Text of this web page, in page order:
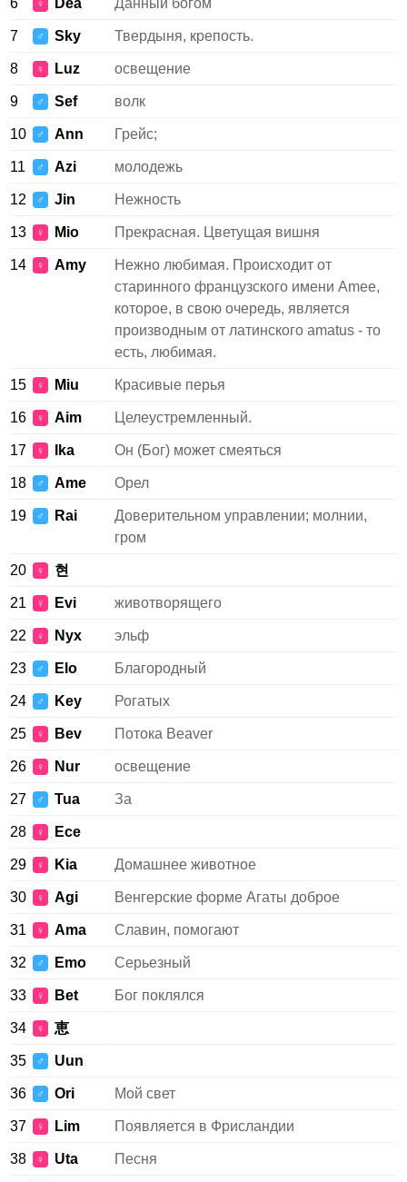
6 ♀ Dea Данный богом
7 ♂ Sky Твердыня, крепость.
8 ♀ Luz освещение
9 ♂ Sef волк
10 ♂ Ann Грейс;
11 ♂ Azi молодежь
12 ♂ Jin Нежность
13 ♀ Mio Прекрасная. Цветущая вишня
14 ♀ Amy
Нежно любимая. Происходит от
старинного французского имени Amee,
которое, в свою очередь, является
производным от латинского amatus - то
есть, любимая.
15 ♀ Miu Красивые перья
16 ♀ Aim Целеустремленный.
17 ♀ Ika Он (Бог) может смеяться
18 ♂ Ame Орел
19 ♂ Rai
Доверительном управлении; молнии,
гром
20 ♀ 현
21 ♀ Evi животворящего
22 ♀ Nyx эльф
23 ♂ Elo Благородный
24 ♂ Key Рогатых
25 ♀ Bev Потока Beaver
26 ♀ Nur освещение
27 ♂ Tua За
28 ♀ Ece
29 ♀ Kia Домашнее животное
30 ♀ Agi Венгерские форме Агаты доброе
31 ♀ Ama Славин, помогают
32 ♂ Emo Серьезный
33 ♀ Bet Бог поклялся
34 ♀ 恵
35 ♂ Uun
36 ♂ Ori Мой свет
37 ♀ Lim Появляется в Фрисландии
38 ♀ Uta Песня